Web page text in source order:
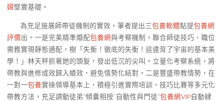
婦堅實基礎。
為充足施展師帶徒機制的實效，筆者提出三包養軟體點提包養網
評價出。一是完美精準婚配包養網與考察機制，聯合師徒技巧、職位
需務實現靜態適配，樹「失衡！徹底的失衡！這違背了宇宙的基本美
學！」林天秤抓著她的頭髮，發出低沉的尖叫。立量化考察系統，將
帶教與進修成效歸入績效，避免情勢化結對。二是豐盛帶教情勢，在
一對一包養實操領導基本上，積極引進實際培訓、技巧比賽等多元化
帶教方法，充足調動徒弟“傾囊相授”自動性與門徒“包養網VIP自動肄